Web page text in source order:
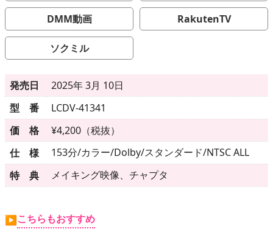
ご利用ガイド
更新情報
▶ よくあるご質問
▶ 会社概要
▶お問い合わせフォーム
DMM動画 RakutenTV
ソクミル
発売日
2025年 3月 10日
型 番
LCDV-41341
価 格
¥4,200（税抜）
仕 様
153分/カラー/Dolby/スタンダード/NTSC ALL
特 典
メイキング映像、チャプタ
▶こちらもおすすめ